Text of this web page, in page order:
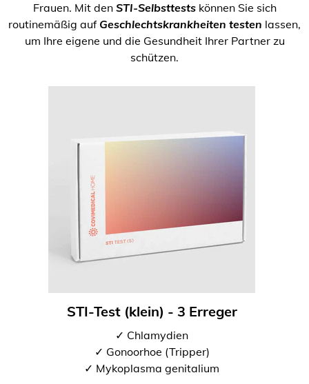
Frauen. Mit den STI-Selbsttestskönnen Sie sich
routinemäßig auf Geschlechtskrankheiten testen lassen,
um Ihre eigene und die Gesundheit Ihrer Partner zu
schützen.
STI-Test (klein) - 3 Erreger
✓ Chlamydien
✓ Gonoorhoe (Tripper)
✓ Mykoplasma genitalium